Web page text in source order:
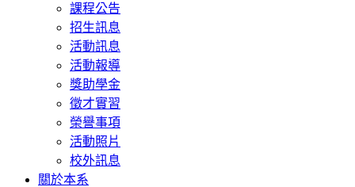
課程公告
招生訊息
活動訊息
活動報導
獎助學金
徵才實習
榮譽事項
活動照片
校外訊息
關於本系